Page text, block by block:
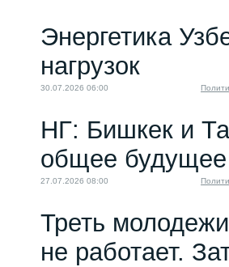
Энергетика
нагрузок
30.07.2026 06:00
НГ: Бишкек и
общее будущее
27.07.2026 08:00
Треть
не работает.